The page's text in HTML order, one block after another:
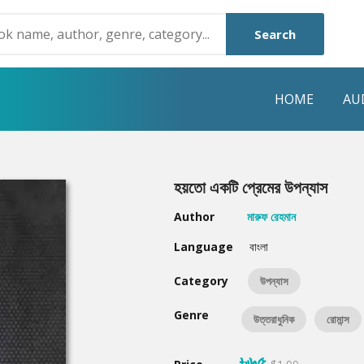
Search
HOME
Humayun Ahmed
Mouri Morium
Hot & New
হয়তো একটি প্রেমের উপন্যাস
Author
মারুফ রেহমান
Language
বাংলা
Category উপন্যাস
Genre উত্তরাধুনিক রোমান্স